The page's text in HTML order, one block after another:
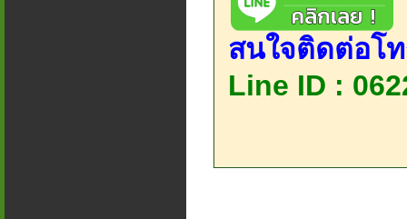
สนใจติดต่อโ
Line ID :